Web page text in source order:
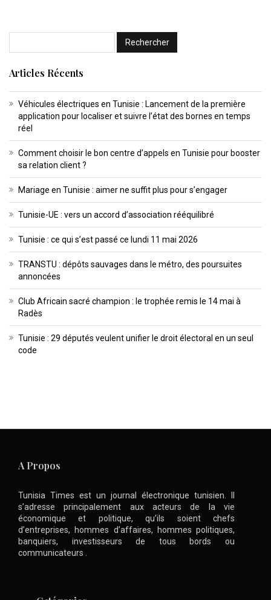
Articles Récents
Véhicules électriques en Tunisie : Lancement de la première
application pour localiser et suivre l’état des bornes en temps
réel
Comment choisir le bon centre d’appels en Tunisie pour booster
sa relation client ?
Mariage en Tunisie : aimer ne suffit plus pour s’engager
Tunisie-UE : vers un accord d’association rééquilibré
Tunisie : ce qui s’est passé ce lundi 11 mai 2026
TRANSTU : dépôts sauvages dans le métro, des poursuites
annoncées
Club Africain sacré champion : le trophée remis le 14 mai à
Radès
Tunisie : 29 députés veulent unifier le droit électoral en un seul
code
A Propos
Tunisia Times est un journal électronique tunisien. Il
s’adresse principalement aux acteurs de la vie
économique et politique, qu’ils soient chefs
d’entreprises, hommes d’affaires, hommes politiques,
banquiers, investisseurs de tous bords ou
communicateurs .